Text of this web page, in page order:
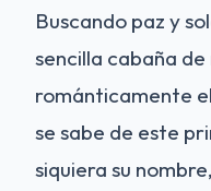
Buscando paz y
sencilla cabaña
románticamente
se sabe de este
siquiera su